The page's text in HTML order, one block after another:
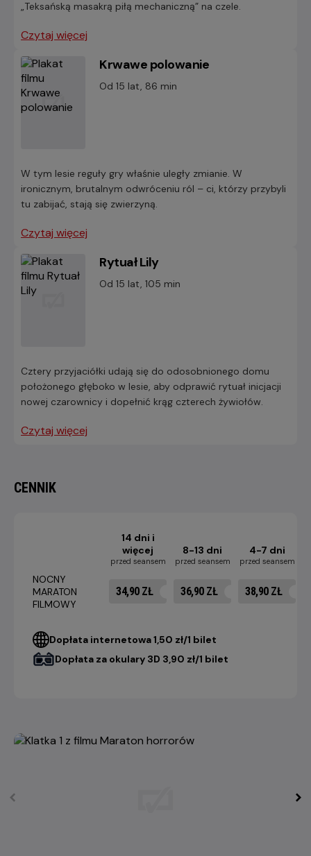
„Teksańską masakrą piłą mechaniczną” na czele.
Czytaj więcej
Krwawe polowanie
Od 15 lat, 86 min
W tym lesie reguły gry właśnie uległy zmianie. W
ironicznym, brutalnym odwróceniu ról – ci, którzy przybyli
tu zabijać, stają się zwierzyną.
Czytaj więcej
Rytuał Lily
Od 15 lat, 105 min
Cztery przyjaciółki udają się do odosobnionego domu
położonego głęboko w lesie, aby odprawić rytuał inicjacji
nowej czarownicy i dopełnić krąg czterech żywiołów.
Czytaj więcej
CENNIK
14 dni i
więcej
przed seansem
8-13 dni
przed seansem
4-7 dni
przed seansem
NOCNY
MARATON
FILMOWY
34,90 ZŁ 36,90 ZŁ 38,90 ZŁ
Dopłata internetowa 1,50 zł/1 bilet
Dopłata za okulary 3D 3,90 zł/1 bilet